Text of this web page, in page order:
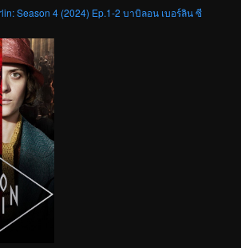
Season 4 (2024) Ep.1-2 บาบิลอน เบอร์ลิน ซี